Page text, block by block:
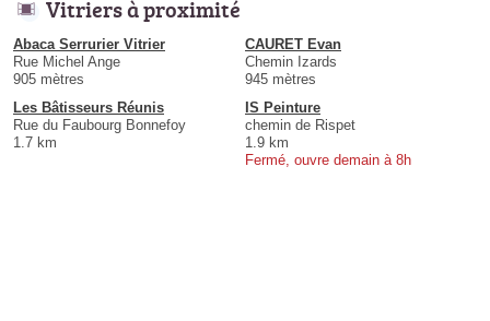
Vitriers à proximité
Abaca Serrurier Vitrier
Rue Michel Ange
905 mètres
CAURET Evan
Chemin Izards
945 mètres
Les Bâtisseurs Réunis
Rue du Faubourg Bonnefoy
1.7 km
IS Peinture
chemin de Rispet
1.9 km
Fermé, ouvre demain à 8h